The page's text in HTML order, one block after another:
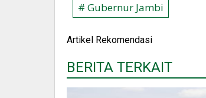
# Gubernur Jambi
Artikel Rekomendasi
BERITA TERKAIT